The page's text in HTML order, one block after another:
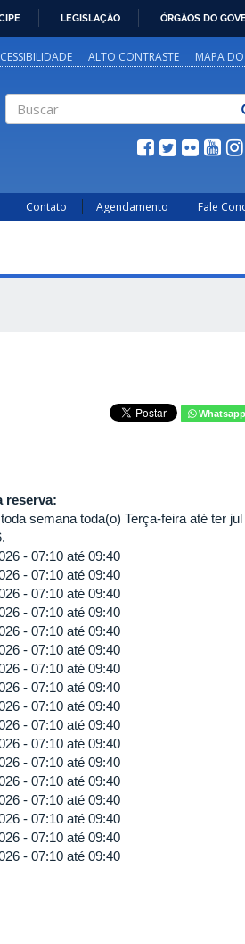
LEGISLAÇÃO ÓRGÃOS DO
ALTO CONTRASTE MAPA DO
Contato Agendamento Fale
Whatsapp
reserva:
semana toda(o) Terça-feira até ter jul
-07:10 até09:40
-07:10 até09:40
-07:10 até09:40
-07:10 até09:40
-07:10 até09:40
-07:10 até09:40
-07:10 até09:40
-07:10 até09:40
-07:10 até09:40
-07:10 até09:40
-07:10 até09:40
-07:10 até09:40
-07:10 até09:40
-07:10 até09:40
-07:10 até09:40
-07:10 até09:40
-07:10 até09:40